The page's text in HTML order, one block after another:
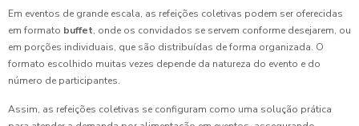
Em eventos de grande escala, as refeições coletivas podem ser oferecidas
em formato buffet, onde os convidados se servem conforme desejarem, ou
em porções individuais, que são distribuídas de forma organizada. O
formato escolhido muitas vezes depende da natureza do evento e do
número de participantes.
Assim, as refeições coletivas se configuram como uma solução prática